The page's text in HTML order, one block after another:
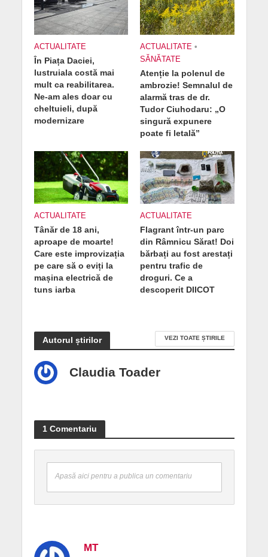
ACTUALITATE
În Piața Daciei,
lustruiala costă mai
mult ca reabilitarea.
Ne-am ales doar cu
cheltuieli, după
modernizare
ACTUALITATE •
SĂNĂTATE
Atenție la polenul de
ambrozie! Semnalul de
alarmă tras de dr.
Tudor Ciuhodaru: „O
singură expunere
poate fi letală”
ACTUALITATE
Tânăr de 18 ani,
aproape de moarte!
Care este improvizația
pe care să o eviți la
mașina electrică de
tuns iarba
ACTUALITATE
Flagrant într-un parc
din Râmnicu Sărat! Doi
bărbați au fost arestați
pentru trafic de
droguri. Ce a
descoperit DIICOT
Autorul știrilor VEZI TOATE ȘTIRILE
Claudia Toader
1 Comentariu
Apasă aici pentru a publica un comentariu
MT